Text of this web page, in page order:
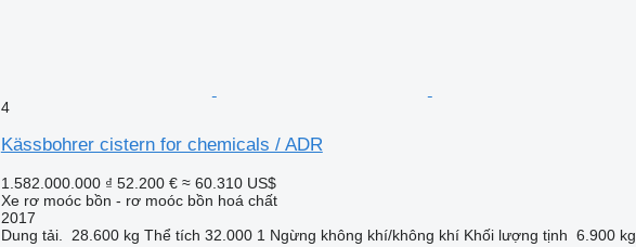
4
Kässbohrer cistern for chemicals / ADR
1.582.000.000 ₫ 52.200 € ≈ 60.310 US$
Xe rơ moóc bồn - rơ moóc bồn hoá chất
2017
Dung tải.
28.600 kg Thể tích 32.000 1 Ngừng không khí/không khí Khối lượng tịnh 6.900 kg